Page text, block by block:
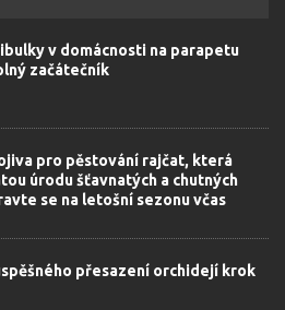
v domácnosti na parapetu
začátečník
pro pěstování rajčat, která
úrodu šťavnatých a chutných
se na letošní sezonu včas
přesazení orchidejí krok